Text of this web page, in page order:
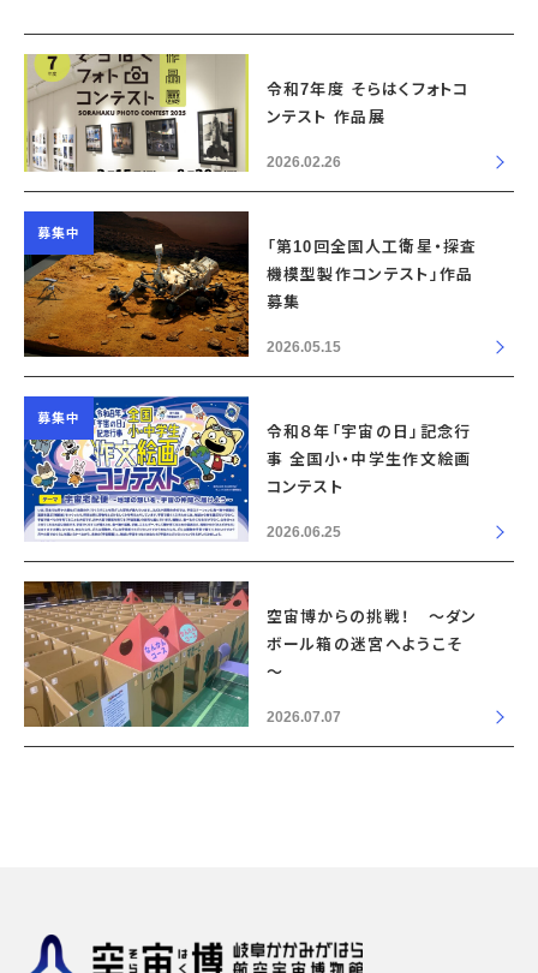
令和7年度 そらはくフォトコ
ンテスト 作品展
2026.02.26
募集中
「第10回全国人工衛星・探査
機模型製作コンテスト」作品
募集
2026.05.15
募集中
令和８年「宇宙の日」記念行
事 全国小・中学生作文絵画
コンテスト
2026.06.25
空宙博からの挑戦！ ～ダン
ボール箱の迷宮へようこそ
～
2026.07.07